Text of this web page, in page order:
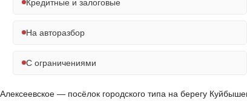
Кредитные и залоговые
На авторазбор
С ограничениями
Алексеевское — посёлок городского типа на берегу